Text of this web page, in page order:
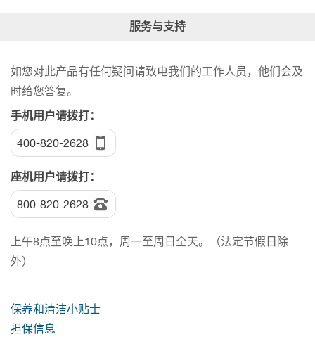
服务与支持
如您对此产品有任何疑问请致电我们的工作人员，他们会及
时给您答复。
手机用户请拨打：
400-820-2628
座机用户请拨打：
800-820-2628
上午8点至晚上10点，周一至周日全天。（法定节假日除
外）
保养和清洁小贴士
担保信息